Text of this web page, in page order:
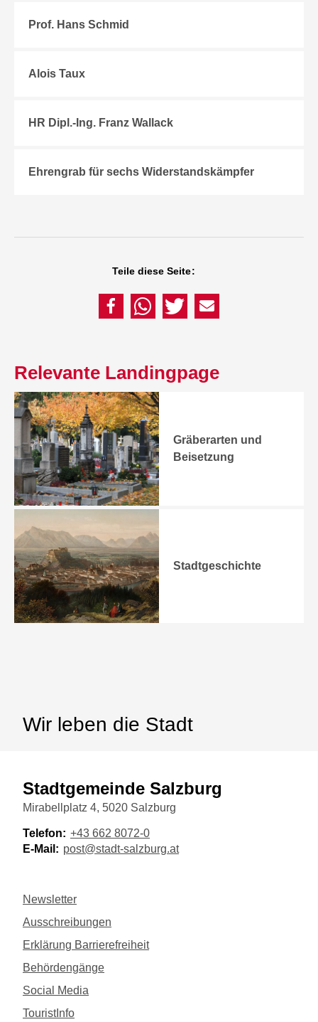
Prof. Hans Schmid
Alois Taux
HR Dipl.-Ing. Franz Wallack
Ehrengrab für sechs Widerstandskämpfer
Teile diese Seite:
Relevante Landingpage
Gräberarten und
Beisetzung
Stadtgeschichte
Wir leben die Stadt
Stadtgemeinde Salzburg
Mirabellplatz 4, 5020 Salzburg
Telefon: +43 662 8072-0
E-Mail: post@stadt-salzburg.at
Newsletter
Ausschreibungen
Erklärung Barrierefreiheit
Behördengänge
Social Media
TouristInfo